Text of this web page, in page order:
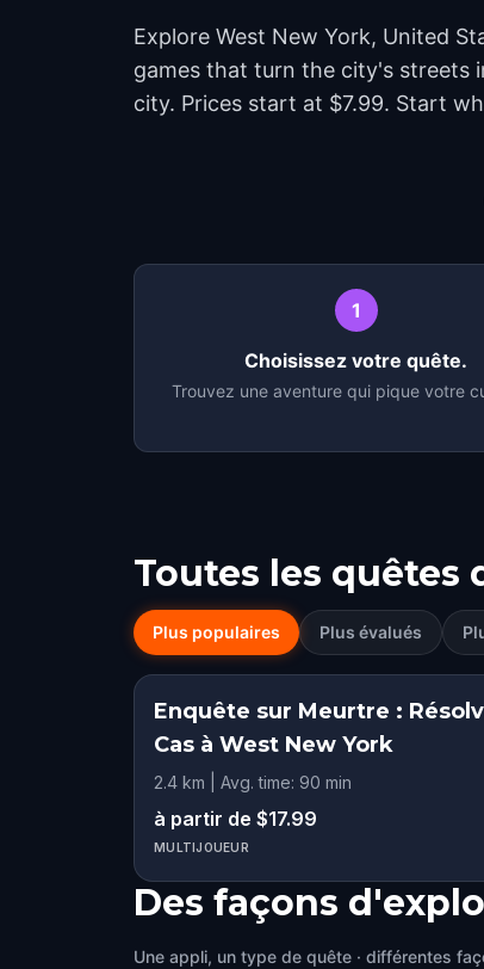
Explore West New York, United
games that turn the city's streets
city. Prices start at $7.99. Start
1
Choisissez votre quête.
Trouvez une aventure qui pique votre
Toutes les quêtes
Plus populaires Plus évalués
Enquête sur Meurtre :
Cas à West New York
2.4 km | Avg. time: 90 min
à partir de $17.99
MULTIJOUEUR
Des façons
Une appli, un type de quête · différentes